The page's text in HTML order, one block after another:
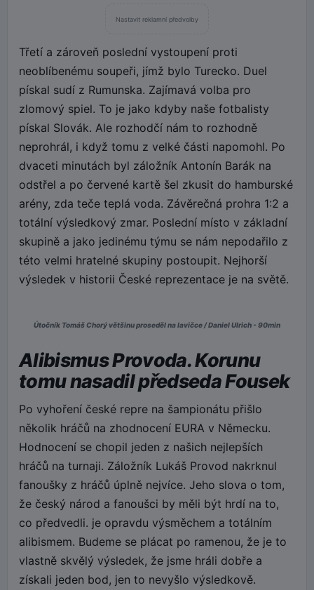
Nastavit reklamní předvolby
Třetí a zároveň poslední vystoupení proti
neoblíbenému soupeři, jímž bylo Turecko. Duel
pískal sudí z Rumunska. Zajímavá volba pro
zlomový spiel. To je jako kdyby naše fotbalisty
pískal Slovák. Ale rozhodčí nám to rozhodně
neprohrál, i když tomu z velké části napomohl. Po
dvaceti minutách byl záložník Antonín Barák na
odstřel a po červené kartě šel zkusit do hamburské
arény, zda teče teplá voda. Závěrečná prohra 1:2 a
totální výsledkový zmar. Poslední místo v základní
skupině a jako jedinému týmu se nám nepodařilo z
této velmi hratelné skupiny postoupit. Nejhorší
výsledek v historii České reprezentace je na světě.
Útočník Tomáš Chorý většinu proseděl na lavičce / Daniel Ulrich - 90min
Alibismus Provoda. Korunu
tomu nasadil předseda Fousek
Po vyhoření české repre na šampionátu přišlo
několik hráčů na zhodnocení EURA v Německu.
Hodnocení se chopil jeden z našich nejlepších
hráčů na turnaji. Záložník Lukáš Provod nakrknul
fanoušky z hráčů úplně nejvíce. Jeho slova o tom,
že český národ a fanoušci by měli být hrdí na to,
co předvedli. je opravdu výsměchem a totálním
alibismem. Budeme se plácat po ramenou, že je to
vlastně skvělý výsledek, že jsme hráli dobře a
získali jeden bod, jen to nevyšlo výsledkově.